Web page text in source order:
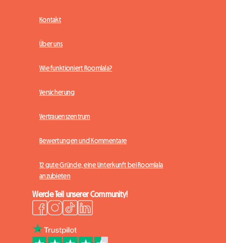
Kontakt
Über uns
Wie funktioniert Roomlala?
Versicherung
Vertrauenszentrum
Bewertungen und Kommentare
12 gute Gründe, eine Unterkunft bei Roomlala
anzubieten
Werde Teil unserer Community!